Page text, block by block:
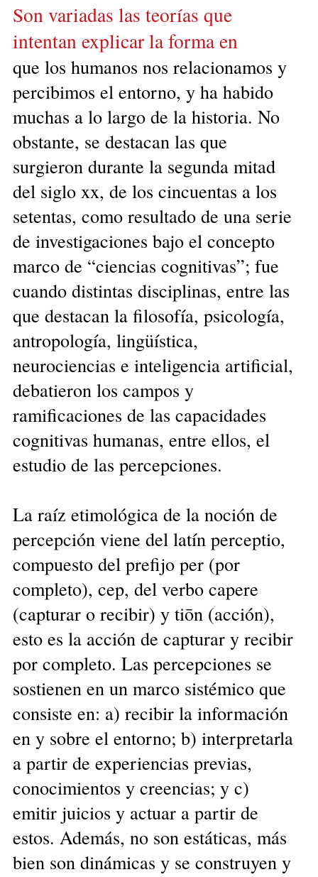
Son variadas las teorías que
intentan explicar la forma en
que los humanos nos relacionamos y
percibimos el entorno, y ha habido
muchas a lo largo de la historia. No
obstante, se destacan las que
surgieron durante la segunda mitad
del siglo xx, de los cincuentas a los
setentas, como resultado de una serie
de investigaciones bajo el concepto
marco de “ciencias cognitivas”; fue
cuando distintas disciplinas, entre las
que destacan la filosofía, psicología,
antropología, lingüística,
neurociencias e inteligencia artificial,
debatieron los campos y
ramificaciones de las capacidades
cognitivas humanas, entre ellos, el
estudio de las percepciones.
La raíz etimológica de la noción de
percepción viene del latín perceptio,
compuesto del prefijo per (por
completo), cep, del verbo capere
(capturar o recibir) y tiōn (acción),
esto es la acción de capturar y recibir
por completo. Las percepciones se
sostienen en un marco sistémico que
consiste en: a) recibir la información
en y sobre el entorno; b) interpretarla
a partir de experiencias previas,
conocimientos y creencias; y c)
emitir juicios y actuar a partir de
estos. Además, no son estáticas, más
bien son dinámicas y se construyen y